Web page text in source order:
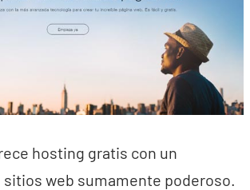
hosting gratis con un
web sumamente poderoso.